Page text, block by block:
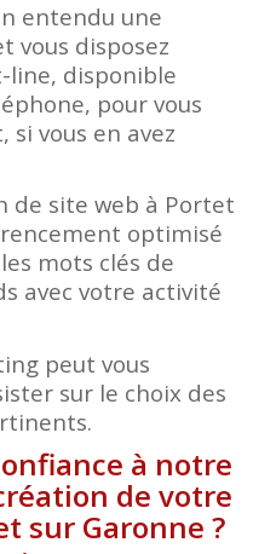
entendu une
vous disposez
line, disponible
pour vous
vous en avez
de site web à Portet
optimisé
mots clés de
avec votre activité
peut vous
sur le choix des
à notre
de votre
sur Garonne ?